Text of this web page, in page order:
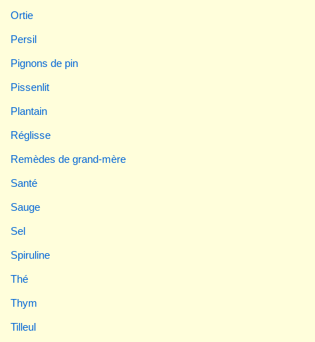
Ortie
Persil
Pignons de pin
Pissenlit
Plantain
Réglisse
Remèdes de grand-mère
Santé
Sauge
Sel
Spiruline
Thé
Thym
Tilleul